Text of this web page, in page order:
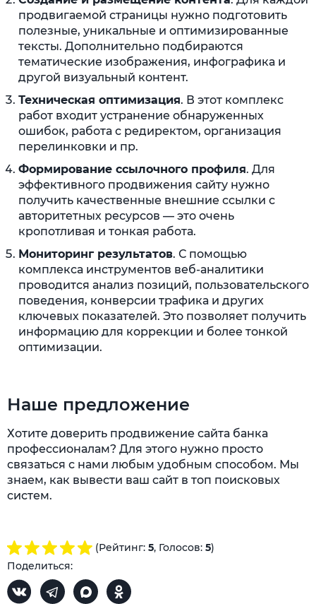
продвигаемой страницы нужно подготовить
полезные, уникальные и оптимизированные
тексты. Дополнительно подбираются
тематические изображения, инфографика и
другой визуальный контент.
Техническая оптимизация. В этот комплекс
работ входит устранение обнаруженных
ошибок, работа с редиректом, организация
перелинковки и пр.
Формирование ссылочного профиля. Для
эффективного продвижения сайту нужно
получить качественные внешние ссылки с
авторитетных ресурсов — это очень
кропотливая и тонкая работа.
Мониторинг результатов. С помощью
комплекса инструментов веб-аналитики
проводится анализ позиций, пользовательского
поведения, конверсии трафика и других
ключевых показателей. Это позволяет получить
информацию для коррекции и более тонкой
оптимизации.
Наше предложение
Хотите доверить продвижение сайта банка
профессионалам? Для этого нужно просто
связаться с нами любым удобным способом. Мы
знаем, как вывести ваш сайт в топ поисковых
систем.
(Рейтинг: 5, Голосов: 5)
Поделиться: